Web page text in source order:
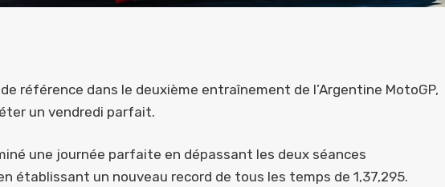
référence dans le deuxième entraînement de l’Argentine MotoGP,
un vendredi parfait.
une journée parfaite en dépassant les deux séances
établissant un nouveau record de tous les temps de 1,37,295.